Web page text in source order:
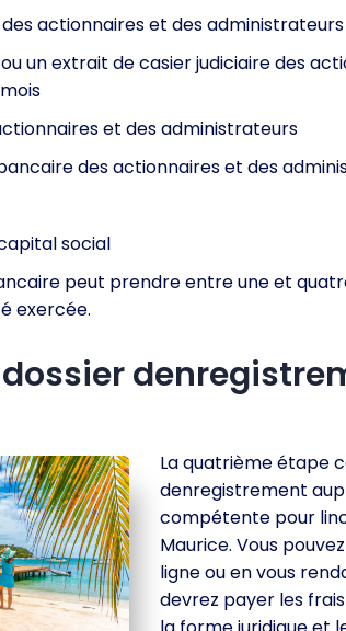
actionnaires et des
un extrait de casier judiciaire des
et des administrateurs
des actionnaires et des
social
peut prendre entre une et
exercée.
La quatrième étape
denregistrement
compétente pour
Maurice. Vous
ligne ou en vous
devrez payer les